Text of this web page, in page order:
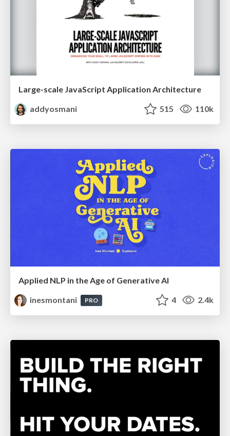
Large-scale JavaScript Application Architecture
addyosmani
515 110k
Applied NLP in the Age of Generative AI
inesmontani
PRO 4 2.4k